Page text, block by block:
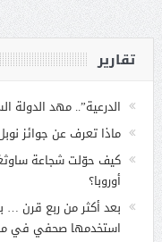
تقارير
الدرعية”.. مهد الدولة
ماذا تعرف عن جوائز
كيف حوّلت شجاعة
أوروبا؟
بعد أكثر من ربع قرن
استخدمها صحفي في